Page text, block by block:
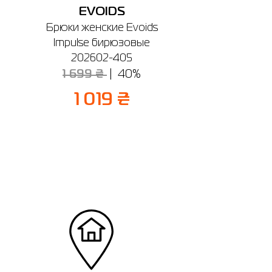
EVOIDS
Брюки женские Evoids
Impulse бирюзовые
202602-405
1 699 ₴ 40%
1 019 ₴